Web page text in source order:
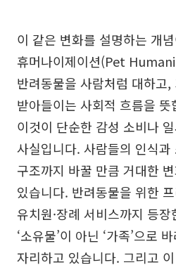
이 같은 변화를 설명하는 개
휴머나이제이션(Pet
반려동물을 사람처럼 대하고
받아들이는 사회적 흐름을
이것이 단순한 감성 소비나
사실입니다. 사람들의 인식과
구조까지 바꿀 만큼 거대한
있습니다. 반려동물을 위한 프
유치원·장례 서비스까지 등
‘소유물’이 아닌 ‘가족’으로
자리하고 있습니다. 그리고